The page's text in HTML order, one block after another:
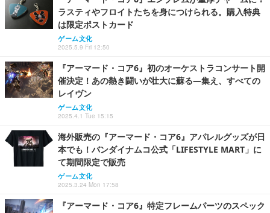
ラスティやフロイトたちを身につけられる。購入特典
は限定ポストカード
ゲーム文化
2025.5.9 Fri 12:50
『アーマード・コア6』初のオーケストラコンサート開
催決定！あの熱き闘いが壮大に蘇る―集え、すべての
レイヴン
ゲーム文化
2025.4.1 Tue 15:15
海外販売の『アーマード・コア6』アパレルグッズが日
本でも！バンダイナムコ公式「LIFESTYLE MART」に
て期間限定で販売
ゲーム文化
2025.3.24 Mon 17:58
『アーマード・コア6』特定フレームパーツのスペック